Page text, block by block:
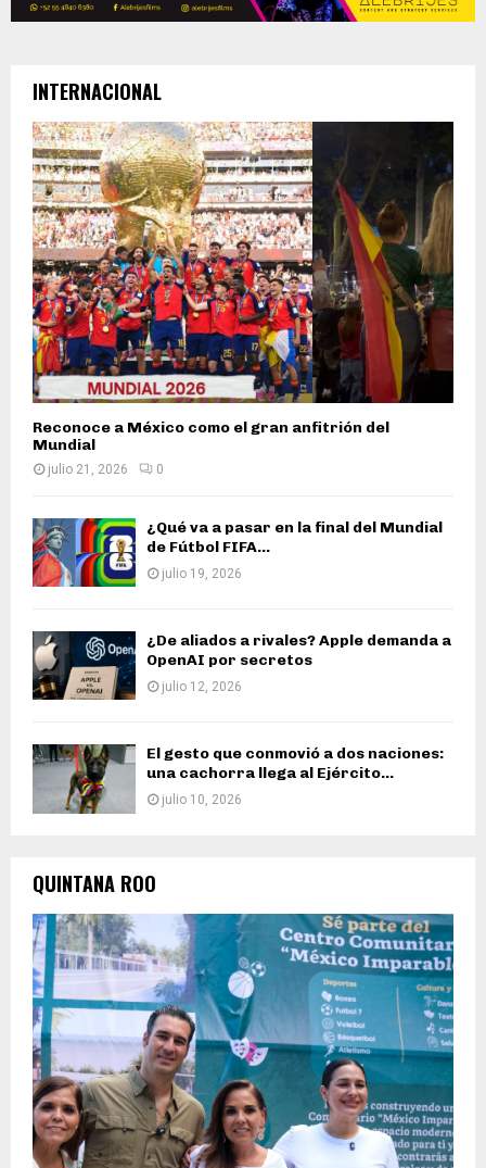
INTERNACIONAL
Reconoce a México como el gran anfitrión del
Mundial
julio 21, 2026 0
¿Qué va a pasar en la final del Mundial
de Fútbol FIFA...
julio 19, 2026
¿De aliados a rivales? Apple demanda a
OpenAI por secretos
julio 12, 2026
El gesto que conmovió a dos naciones:
una cachorra llega al Ejército...
julio 10, 2026
QUINTANA ROO